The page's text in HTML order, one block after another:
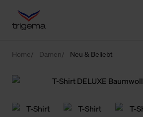
Home Damen Neu & Beliebt